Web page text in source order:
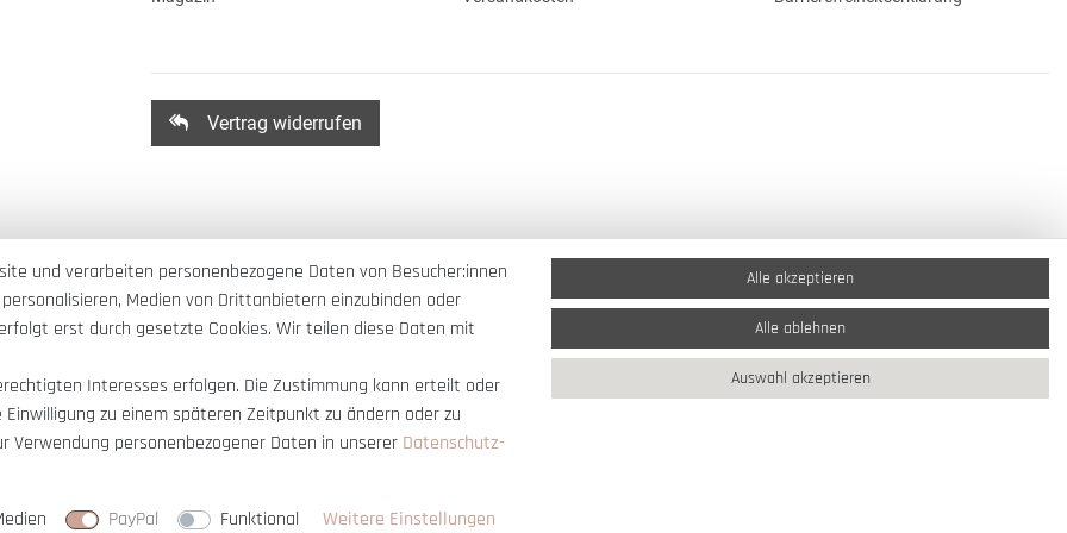
Vertrag widerrufen
und verarbeiten personenbezogene Daten von Besucher:innen
Medien von Drittanbietern einzubinden oder
erst durch gesetzte Cookies. Wir teilen diese Daten mit
Interesses erfolgen. Die Zustimmung kann erteilt oder
zu einem späteren Zeitpunkt zu ändern oder zu
Verwendung personenbezogener Daten in unserer Daten­schutz­
PayPal Funktional Weitere Einstellungen
Alle akzeptieren
Alle ablehnen
Auswahl akzeptieren